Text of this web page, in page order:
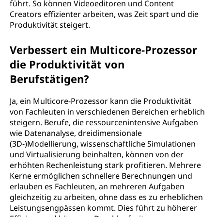
führt. So können Videoeditoren und Content
Creators effizienter arbeiten, was Zeit spart und die
Produktivität steigert.
Verbessert ein Multicore-Prozessor
die Produktivität von
Berufstätigen?
Ja, ein Multicore-Prozessor kann die Produktivität
von Fachleuten in verschiedenen Bereichen erheblich
steigern. Berufe, die ressourcenintensive Aufgaben
wie Datenanalyse, dreidimensionale
(3D-)Modellierung, wissenschaftliche Simulationen
und Virtualisierung beinhalten, können von der
erhöhten Rechenleistung stark profitieren. Mehrere
Kerne ermöglichen schnellere Berechnungen und
erlauben es Fachleuten, an mehreren Aufgaben
gleichzeitig zu arbeiten, ohne dass es zu erheblichen
Leistungsengpässen kommt. Dies führt zu höherer